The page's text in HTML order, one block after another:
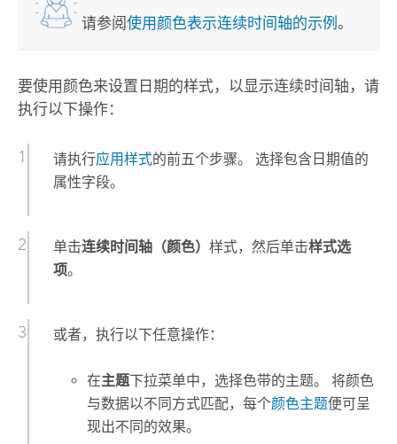
请参阅使用颜色表示连续时间轴的示例。
要使用颜色来设置日期的样式，以显示连续时间轴，请
执行以下操作：
请执行应用样式的前五个步骤。 选择包含日期值的
属性字段。
单击连续时间轴（颜色） 样式，然后单击样式选
项。
或者，执行以下任意操作：
在主题下拉菜单中，选择色带的主题。 将颜色
与数据以不同方式匹配，每个颜色主题便可呈
现出不同的效果。